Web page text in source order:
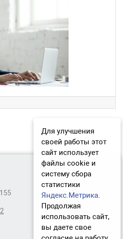
записямДля улучшения
своей работы этот
сайт использует
файлы cookie и
систему сбора
статистики
Яндекс.Метрика.
Продолжая
использовать сайт,
вы даете свое